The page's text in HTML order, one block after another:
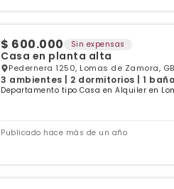
$ 600.000 Sin expensas
Casa en planta alta
Pedernera 1250, Lomas de Zamora,
3 ambientes | 2 dormitorios | 1 baño
Departamento tipo Casa en Alquiler en
Publicado hace más de un año